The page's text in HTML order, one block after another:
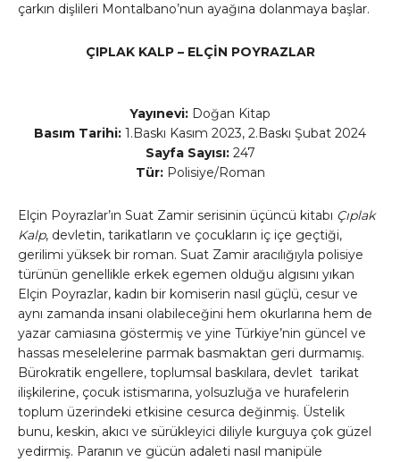
çarkın dişlileri Montalbano’nun ayağına dolanmaya başlar.
ÇIPLAK KALP – ELÇİN POYRAZLAR
Yayınevi: Doğan Kitap
Basım Tarihi: 1.Baskı Kasım 2023, 2.Baskı Şubat 2024
Sayfa Sayısı: 247
Tür: Polisiye/Roman
Elçin Poyrazlar’ın Suat Zamir serisinin üçüncü kitabı Çıplak
Kalp, devletin, tarikatların ve çocukların iç içe geçtiği,
gerilimi yüksek bir roman. Suat Zamir aracılığıyla polisiye
türünün genellikle erkek egemen olduğu algısını yıkan
Elçin Poyrazlar, kadın bir komiserin nasıl güçlü, cesur ve
aynı zamanda insani olabileceğini hem okurlarına hem de
yazar camiasına göstermiş ve yine Türkiye’nin güncel ve
hassas meselelerine parmak basmaktan geri durmamış.
Bürokratik engellere, toplumsal baskılara, devlet tarikat
ilişkilerine, çocuk istismarına, yolsuzluğa ve hurafelerin
toplum üzerindeki etkisine cesurca değinmiş. Üstelik
bunu, keskin, akıcı ve sürükleyici diliyle kurguya çok güzel
yedirmiş. Paranın ve gücün adaleti nasıl manipüle